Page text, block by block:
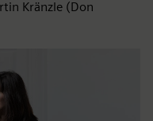
Kränzle (Don